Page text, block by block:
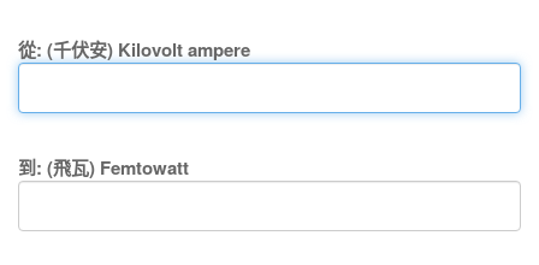
從: (千伏安) Kilovolt ampere
到: (飛瓦) Femtowatt